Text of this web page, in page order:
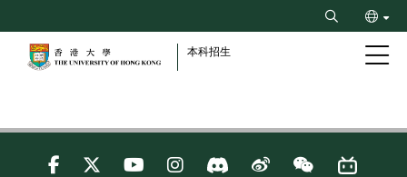
to
content
Search
本科招生